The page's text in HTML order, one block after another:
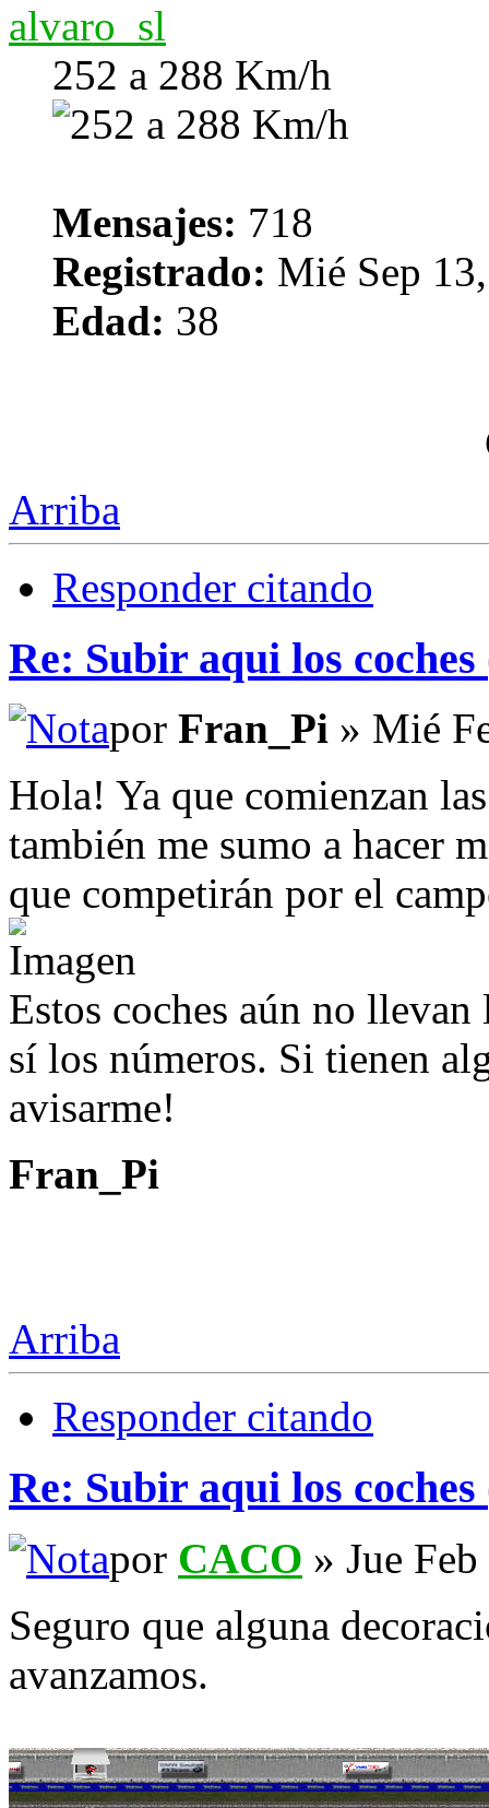
alvaro_sl
252 a 288 Km/h
Mensajes: 718
Registrado: Mié Sep
Edad: 38
Arriba
Responder citando
Re: Subir aqui los
por Fran_Pi » Mié
Hola! Ya que comienzan
también me sumo a hacer
que competirán por el
Estos coches aún no
sí los números. Si tienen
avisarme!
Fran_Pi
Arriba
Responder citando
Re: Subir aqui los
por CACO » Jue
Seguro que alguna
avanzamos.